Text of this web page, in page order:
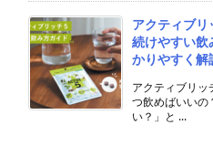
アクティブリ
続けやすい飲
かりやすく解
アクティブリ
つ飲めばいいの
い？」と ...